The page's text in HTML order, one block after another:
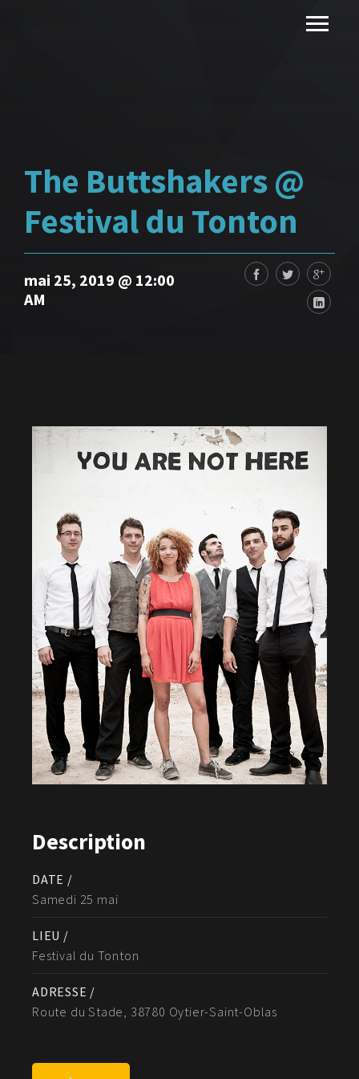
The Buttshakers @
Festival du Tonton
mai 25, 2019 @ 12:00
AM
Description
DATE /
Samedi 25 mai
LIEU /
Festival du Tonton
ADRESSE /
Route du Stade, 38780 Oytier-Saint-Oblas